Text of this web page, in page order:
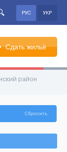
РУС УКР
Сдать жильё
район
Сбросить